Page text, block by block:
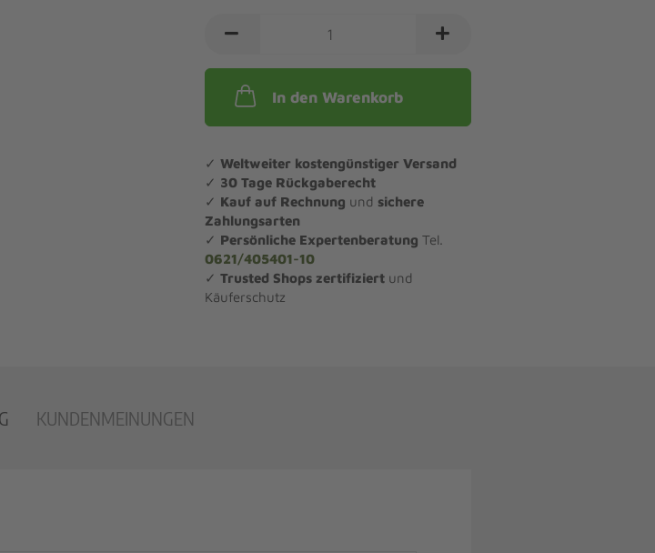
In den Warenkorb
✓ Weltweiter kostengünstiger Versand
✓ 30 Tage Rückgaberecht
✓ Kauf auf Rechnung und sichere
Zahlungsarten
✓ Persönliche Expertenberatung Tel.
0621/405401-10
✓ Trusted Shops zertifiziertund
Käuferschutz
KUNDENMEINUNGEN